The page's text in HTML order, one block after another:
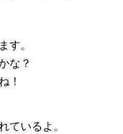
す。
な？
！
ているよ。